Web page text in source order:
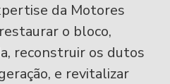
da Motores
o bloco,
reconstruir os dutos
e revitalizar